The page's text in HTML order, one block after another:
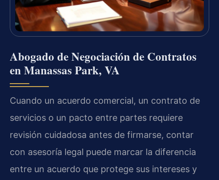
Abogado de Negociación de Contratos
en Manassas Park, VA
Cuando un acuerdo comercial, un contrato de
servicios o un pacto entre partes requiere
revisión cuidadosa antes de firmarse, contar
con asesoría legal puede marcar la diferencia
entre un acuerdo que protege sus intereses y